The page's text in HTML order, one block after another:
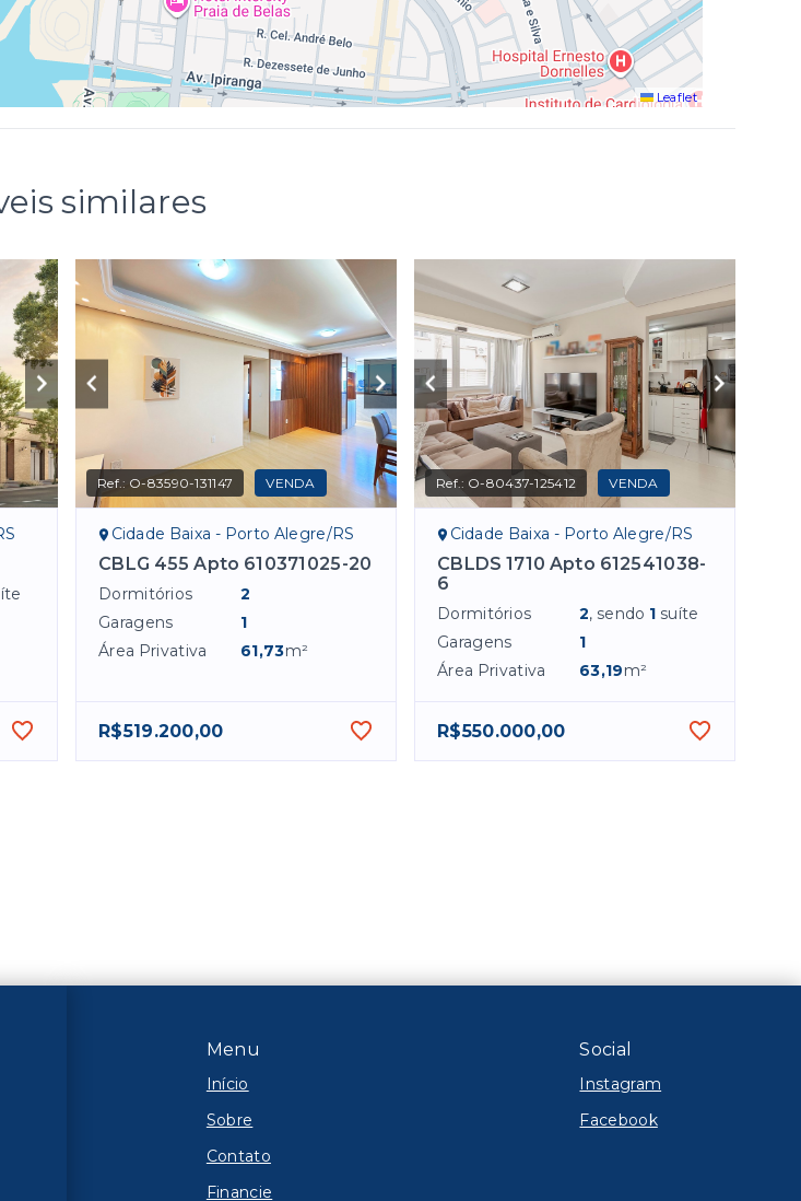
Leaflet
similares
Ref.: O-83590-131147 VENDA
Cidade Baixa - Porto Alegre/RS
CBLG 455 Apto 610371025-20
Dormitórios
2
Garagens
1
Área Privativa
61,73m²
R$519.200,00
Ref.: O-80437-125412 VENDA
Cidade Baixa - Porto Alegre/RS
CBLDS 1710 Apto 612541038-
6
Dormitórios 2, sendo 1 suíte
Garagens
1
Área Privativa
63,19m²
R$550.000,00
Menu
Início
Sobre
Contato
Financie
Social
Instagram
Facebook